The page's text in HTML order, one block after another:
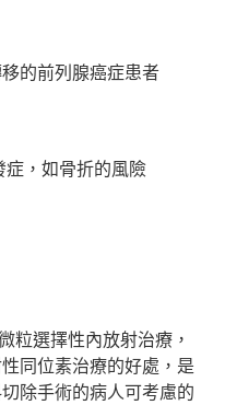
的前列腺癌症患者
，如骨折的風險
選擇性內放射治療，
同位素治療的好處，是
除手術的病人可考慮的